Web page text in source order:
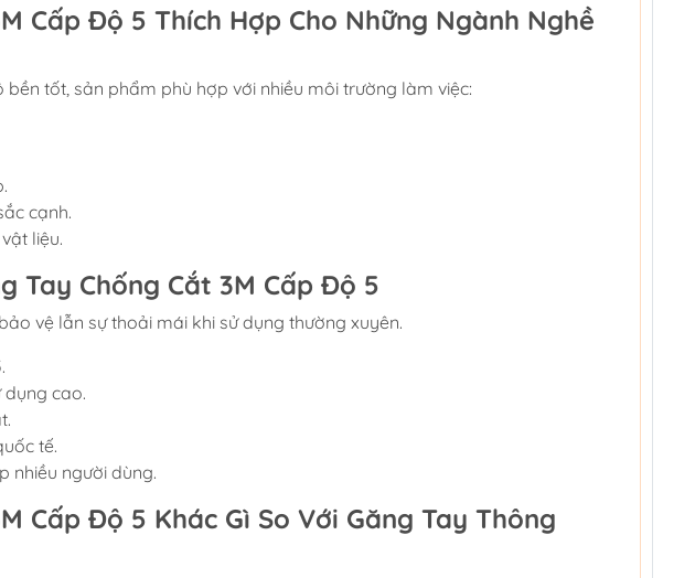
Cấp Độ 5 Thích Hợp Cho Những Ngành Nghề
tốt, sản phẩm phù hợp với nhiều môi trường làm việc:
cạnh.
liệu.
Tay Chống Cắt 3M Cấp Độ 5
vệ lẫn sự thoải mái khi sử dụng thường xuyên.
dụng cao.
tế.
nhiều người dùng.
Cấp Độ 5 Khác Gì So Với Găng Tay Thông